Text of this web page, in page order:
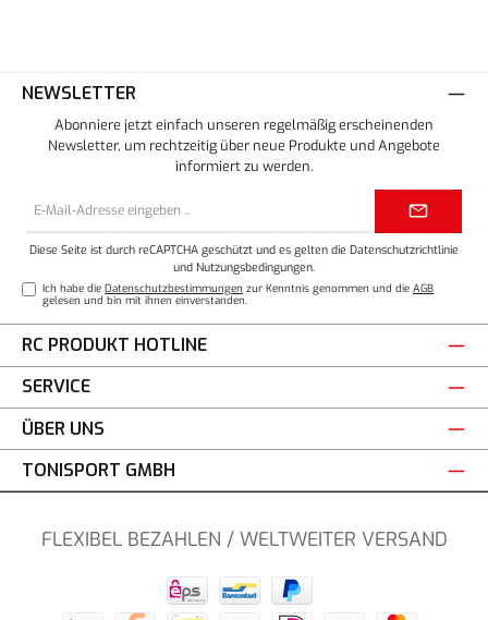
NEWSLETTER
Abonniere jetzt einfach unseren regelmäßig erscheinenden
Newsletter, um rechtzeitig über neue Produkte und Angebote
informiert zu werden.
Diese Seite ist durch reCAPTCHA geschützt und es gelten die Datenschutzrichtlinie
und Nutzungsbedingungen
Ich habe dieDatenschutzbestimmungen zur Kenntnis genommen und dieAGB
gelesen und bin mit ihnen einverstanden.
RC PRODUKT HOTLINE
SERVICE
ÜBER UNS
TONISPORT GMBH
FLEXIBEL BEZAHLEN / WELTWEITER VERSAND